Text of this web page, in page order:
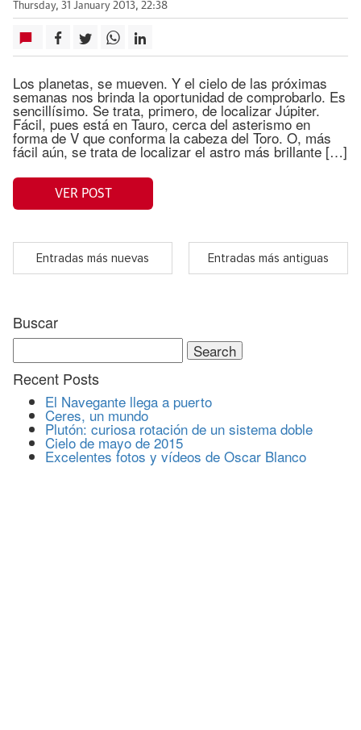
Thursday, 31 January 2013, 22:38
Los planetas, se mueven. Y el cielo de las próximas
semanas nos brinda la oportunidad de comprobarlo. Es
sencillísimo. Se trata, primero, de localizar Júpiter.
Fácil, pues está en Tauro, cerca del asterismo en
forma de V que conforma la cabeza del Toro. O, más
fácil aún, se trata de localizar el astro más brillante […]
VER POST
Entradas más nuevas Entradas más antiguas
Buscar
Search
for:
Recent Posts
El Navegante llega a puerto
Ceres, un mundo
Plutón: curiosa rotación de un sistema doble
Cielo de mayo de 2015
Excelentes fotos y vídeos de Oscar Blanco